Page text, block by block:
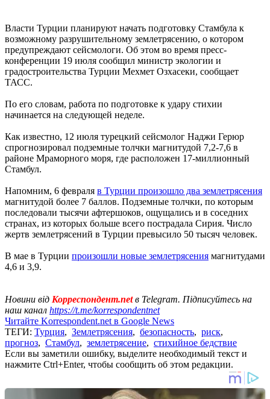
Власти Турции планируют начать подготовку Стамбула к
возможному разрушительному землетрясению, о котором
предупреждают сейсмологи. Об этом во время пресс-
конференции 19 июля сообщил министр экологии и
градостроительства Турции Мехмет Озхасеки, сообщает
ТАСС.
По его словам, работа по подготовке к удару стихии
начинается на следующей неделе.
Как известно, 12 июля турецкий сейсмолог Наджи Герюр
спрогнозировал подземные толчки магнитудой 7,2-7,6 в
районе Мраморного моря, где расположен 17-миллионный
Стамбул.
Напомним, 6 февраля в Турции произошло два землетрясения
магнитудой более 7 баллов. Подземные толчки, по которым
последовали тысячи афтершоков, ощущались и в соседних
странах, из которых больше всего пострадала Сирия. Число
жертв землетрясений в Турции превысило 50 тысяч человек.
В мае в Турции произошли новые землетрясения магнитудами
4,6 и 3,9.
Новини від Корреспондент.netв Telegram. Підписуйтесь на
наш канал https://t.me/korrespondentnet
Читайте Korrespondent.net в Google News
ТЕГИ: Турция, Землетрясения, безопасность, риск,
прогноз, Стамбул, землетрясение, стихийное бедствие
Если вы заметили ошибку, выделите необходимый текст и
нажмите Ctrl+Enter, чтобы сообщить об этом редакции.